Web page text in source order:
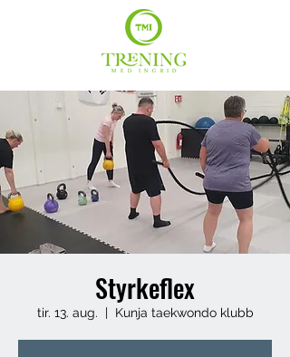
Styrkeflex
tir. 13. aug.
  |
Kunja taekwondo klubb